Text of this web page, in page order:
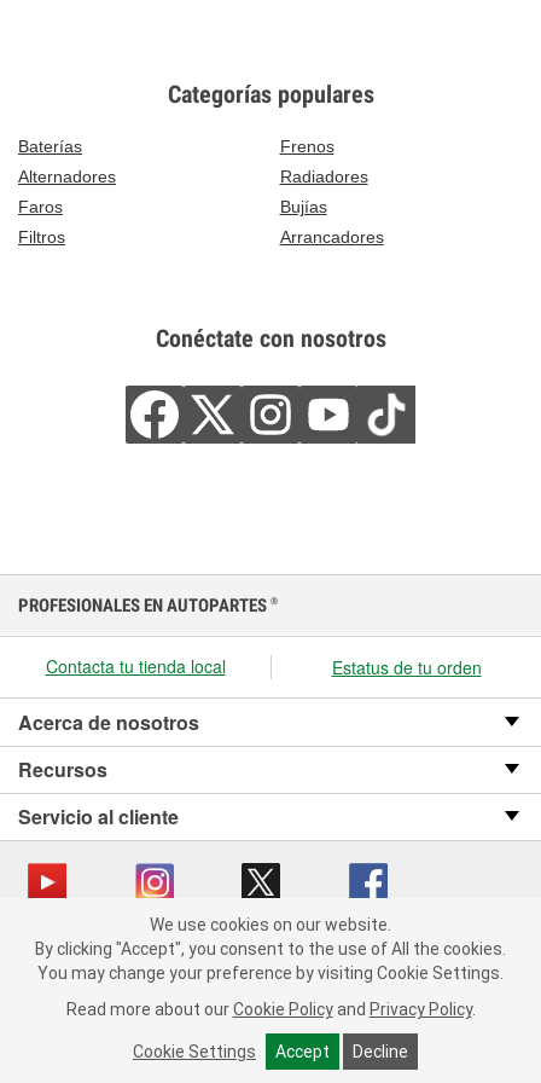
Categorías populares
Baterías
Frenos
Alternadores
Radiadores
Faros
Bujías
Filtros
Arrancadores
Conéctate con nosotros
We use cookies on our website. By clicking "Accept", you consent
to the use of All the cookies.
You may change your preference by visiting Cookie Settings.
Read more about our Cookie Policy and Privacy Policy.
Cookie Settings Accept Decline
PROFESIONALES EN AUTOPARTES ®
Contacta tu tienda local Estatus de tu orden
Acerca de nosotros
Recursos
Servicio al cliente
Copyright © 2008-2026 O’Reilly Auto Parts v OST_3.2.0.0.729 (3) cv1361
catalog_main
Política de privacidad
Ley de transparencia en las cadenas de suministro
We use cookies on our website.
By clicking "Accept", you consent to the use of All the cookies.
You may change your preference by visiting Cookie Settings.
Read more about our Cookie Policy and Privacy Policy.
Cookie Settings Accept Decline